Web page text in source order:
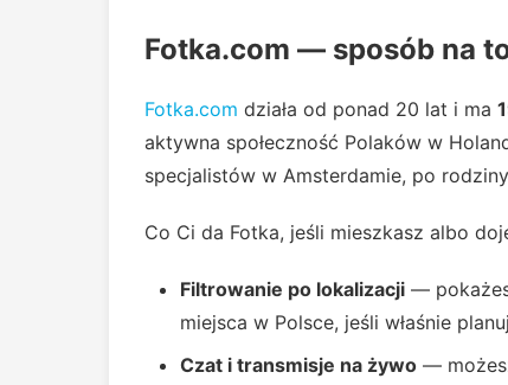
Fotka.com — sposób na
Fotka.com działa od ponad 20 lat i ma
aktywna społeczność Polaków w
specjalistów w Amsterdamie, po
Co Ci da Fotka, jeśli mieszkasz albo
Filtrowanie po lokalizacji —
miejsca w Polsce, jeśli właśnie
Czat i transmisje na żywo —